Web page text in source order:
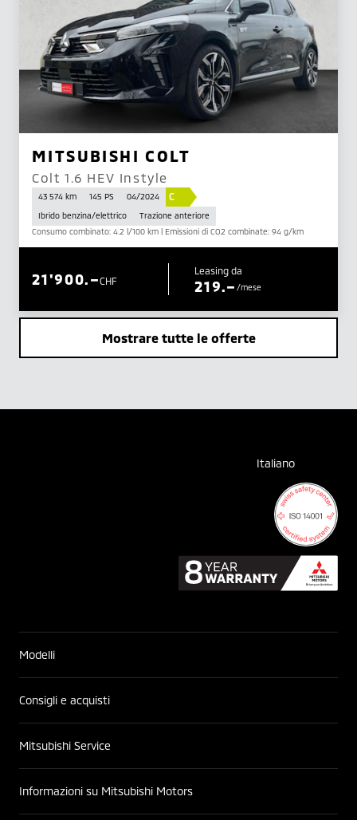
MITSUBISHI COLT
Colt 1.6 HEV Instyle
43 574 km 145 PS 04/2024 C
Ibrido benzina/elettrico
Trazione anteriore
Consumo combinato: 4.2 l/100 km | Emissioni di CO2 combinate: 94 g/km
CHF
21'900.– Leasing da
219.–/mese
Mostrare tutte le offerte
Italiano
Modelli
Consigli e acquisti
Mitsubishi Service
Informazioni su Mitsubishi Motors